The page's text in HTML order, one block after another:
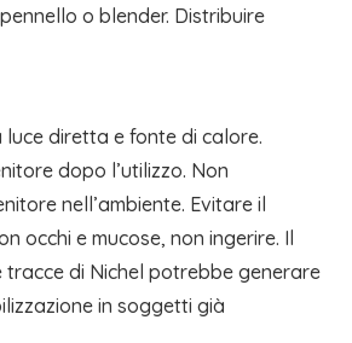
o blender. Distribuire
luce diretta e fonte di calore.
dopo l’utilizzo. Non
nell’ambiente. Evitare il
occhi e mucose, non ingerire. Il
di Nichel potrebbe generare
in soggetti già